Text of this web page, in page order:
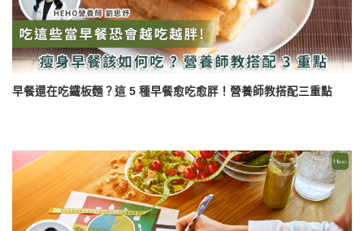
早餐還在吃鐵板麵？這 5 種早餐愈吃愈胖！營養師教搭配三重點